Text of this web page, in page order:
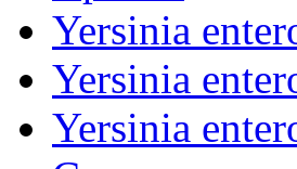
Yersinia
Yersinia
Yersinia